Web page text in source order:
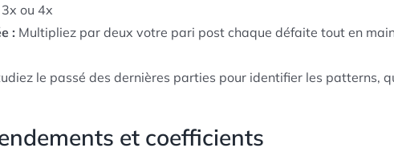
ou 4x
: Multipliez par deux votre pari post chaque défaite tout en
le passé des dernières parties pour identifier les patterns,
et coefficients